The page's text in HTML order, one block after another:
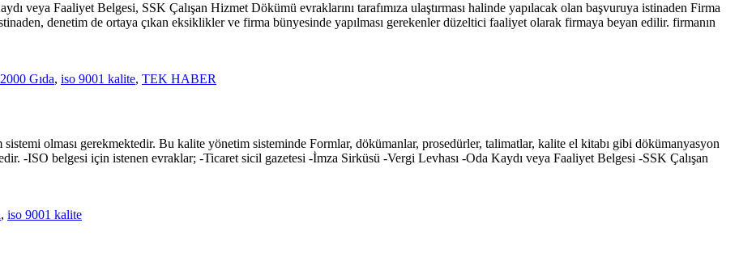
veya Faaliyet Belgesi, SSK Çalışan Hizmet Dökümü evraklarını tarafımıza ulaştırması halinde yapılacak olan başvuruya istinaden Firma
denetim de ortaya çıkan eksiklikler ve firma bünyesinde yapılması gerekenler düzeltici faaliyet olarak firmaya beyan edilir. firmanın
Gıda, iso 9001 kalite, TEK HABER
olması gerekmektedir. Bu kalite yönetim sisteminde Formlar, dökümanlar, prosedürler, talimatlar, kalite el kitabı gibi dökümanyasyon
-ISO belgesi için istenen evraklar; -Ticaret sicil gazetesi -İmza Sirküsü -Vergi Levhası -Oda Kaydı veya Faaliyet Belgesi -SSK Çalışan
, iso 9001 kalite